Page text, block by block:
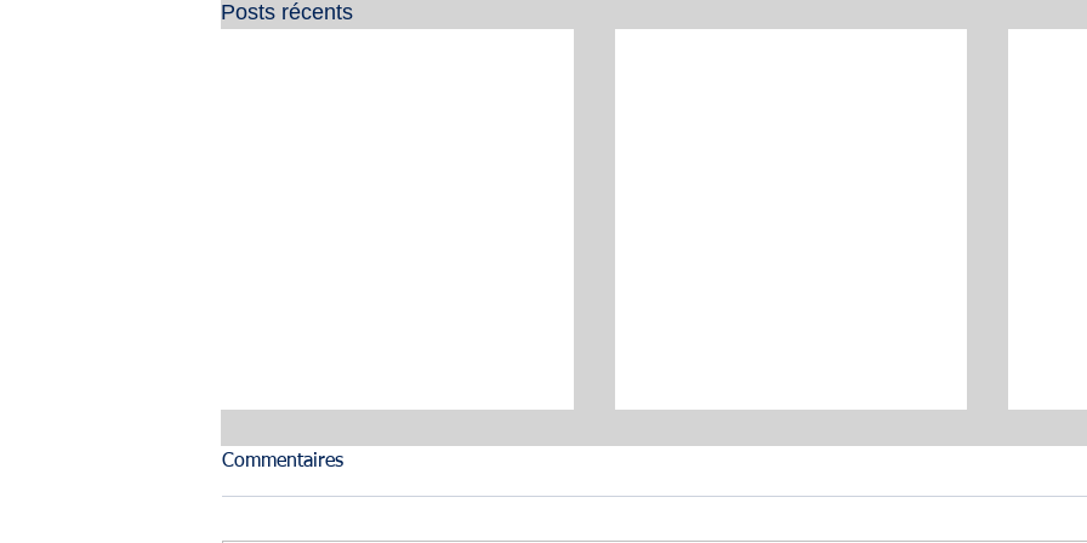
Posts récents
Commentaires